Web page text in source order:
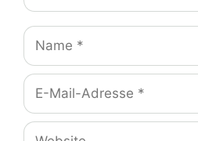
Name
E-
Mail-
Adresse
Website